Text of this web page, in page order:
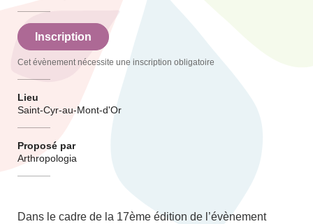
Inscription
Cet évènement nécessite une inscription obligatoire
Lieu
Saint-Cyr-au-Mont-d'Or
Proposé par
Arthropologia
Dans le cadre de la 17ème édition de l’évènement